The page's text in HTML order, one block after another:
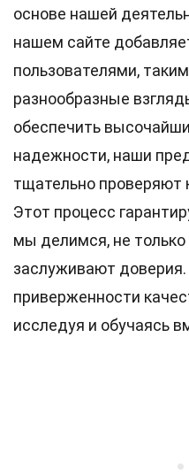
основе нашей
нашем сайте
пользователями,
разнообразные
обеспечить
надежности, наши
тщательно проверяют
Этот процесс
мы делимся, не только
заслуживают
приверженности
исследуя и обучаясь